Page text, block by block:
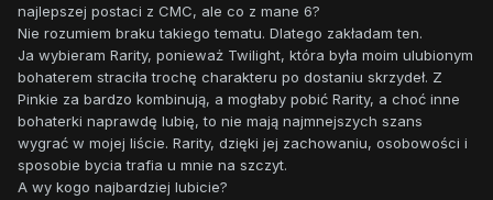
najlepszej postaci z CMC, ale co z mane 6?
Nie rozumiem braku takiego tematu. Dlatego zakładam ten.
Ja wybieram Rarity, ponieważ Twilight, która była moim ulubionym
bohaterem straciła trochę charakteru po dostaniu skrzydeł. Z
Pinkie za bardzo kombinują, a mogłaby pobić Rarity, a choć inne
bohaterki naprawdę lubię, to nie mają najmnejszych szans
wygrać w mojej liście. Rarity, dzięki jej zachowaniu, osobowości i
sposobie bycia trafia u mnie na szczyt.
A wy kogo najbardziej lubicie?